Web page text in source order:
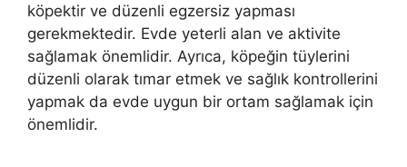
köpektir ve düzenli egzersiz yapması
gerekmektedir. Evde yeterli alan ve aktivite
sağlamak önemlidir. Ayrıca, köpeğin tüylerini
düzenli olarak tımar etmek ve sağlık kontrollerini
yapmak da evde uygun bir ortam sağlamak için
önemlidir.